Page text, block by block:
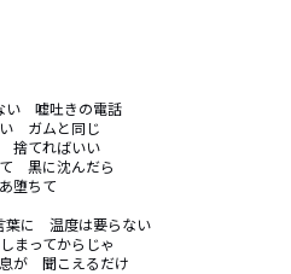
い　嘘吐きの電話
　ガムと同じ
捨てればいい
　黒に沈んだら
堕ちて
葉に　温度は要らない
まってからじゃ
が　聞こえるだけ